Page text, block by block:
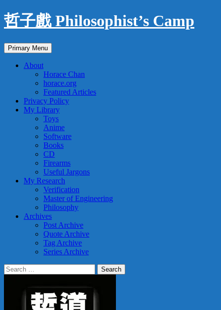
Skip
to
哲子戲 Philosophist’s Camp
Search
Primary Menu
About
Horace Chan
horace.org
Featured Articles
Privacy Policy
My Library
Toys
Anime
Software
Books
CD
Firearms
Useful Jargons
My Research
Verification
Master of Engineering
Philosophy
Archives
Post Archive
Quote Archive
Tag Archive
Series Archive
Search
for: